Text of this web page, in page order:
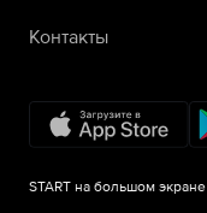
Контакты
START на большом экране